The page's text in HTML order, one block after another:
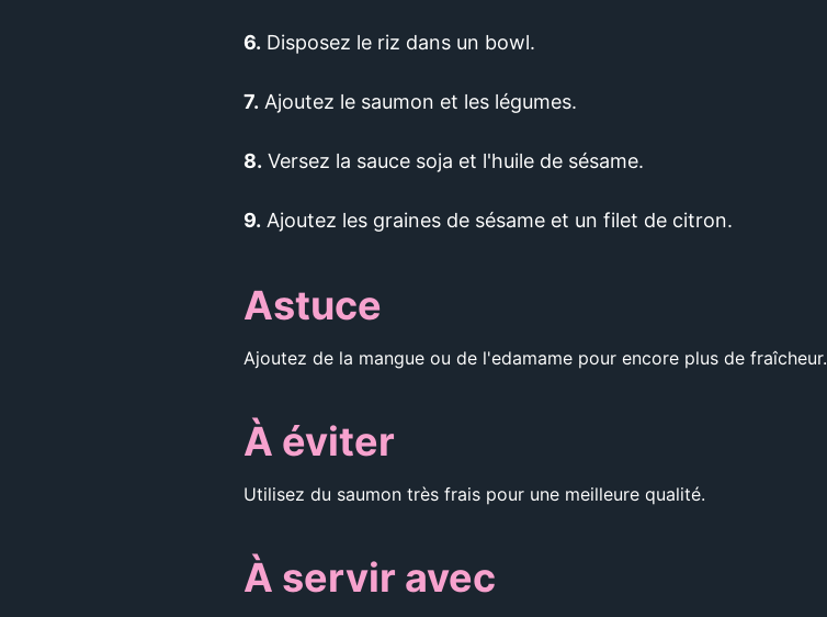
6. Disposez le riz dans un bowl.
7. Ajoutez le saumon et les légumes.
8. Versez la sauce soja et l'huile de sésame.
9. Ajoutez les graines de sésame et un filet de citron.
Astuce
Ajoutez de la mangue ou de l'edamame pour encore plus de fraîcheur.
À éviter
Utilisez du saumon très frais pour une meilleure qualité.
À servir avec